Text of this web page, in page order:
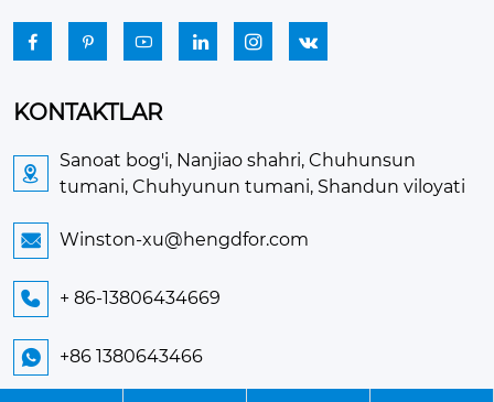
     
KONTAKTLAR

Sanoat bog'i, Nanjiao shahri, Chuhunsun
tumani, Chuhyunun tumani, Shandun viloyati
 Winston-xu@hengdfor.com
 + 86-13806434669
 +86 1380643466